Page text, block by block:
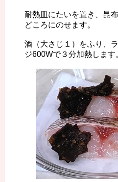
耐熱皿にたいを置き、昆
どころにのせます。
酒（大さじ１）をふり、
ジ600Wで３分加熱します